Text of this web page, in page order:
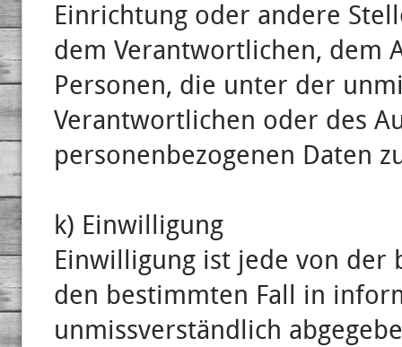
Einrichtung oder andere
dem Verantwortlichen, dem
Personen, die unter der
Verantwortlichen oder des
personenbezogenen Daten
k) Einwilligung
Einwilligung ist jede von
den bestimmten Fall in
unmissverständlich